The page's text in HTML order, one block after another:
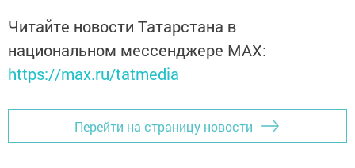
Читайте новости Татарстана в
национальном мессенджере MАХ:
https://max.ru/tatmedia
Перейти на страницу новости